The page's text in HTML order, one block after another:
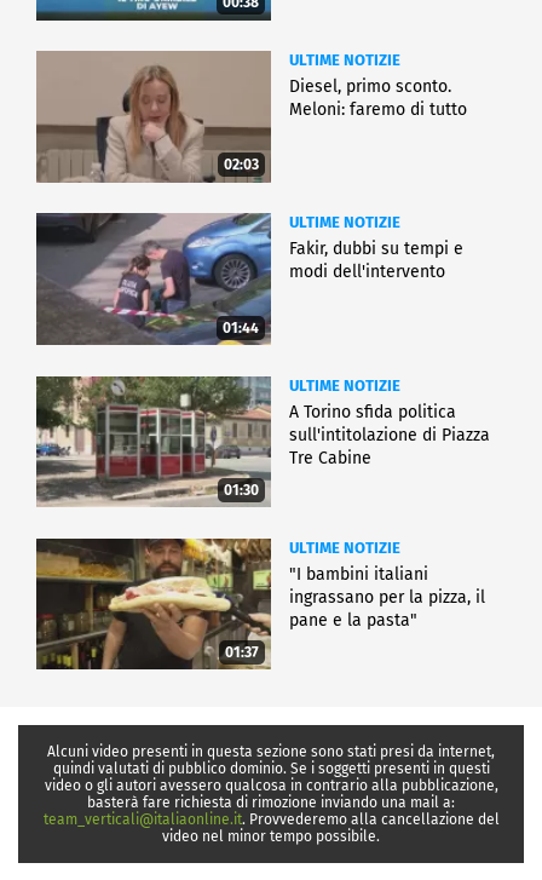
02:03
ULTIME NOTIZIE
Diesel, primo sconto.
Meloni: faremo di tutto
01:44
ULTIME NOTIZIE
Fakir, dubbi su tempi e
modi dell'intervento
01:30
ULTIME NOTIZIE
A Torino sfida politica
sull'intitolazione di Piazza
Tre Cabine
01:37
ULTIME NOTIZIE
"I bambini italiani
ingrassano per la pizza, il
pane e la pasta"
Alcuni video presenti in questa sezione sono stati presi da internet,
quindi valutati di pubblico dominio. Se i soggetti presenti in questi
video o gli autori avessero qualcosa in contrario alla pubblicazione,
basterà fare richiesta di rimozione inviando una mail a:
team_verticali@italiaonline.it. Provvederemo alla cancellazione del
video nel minor tempo possibile.